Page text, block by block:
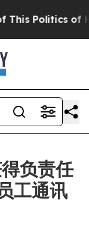
Politics of
负责任
工通讯